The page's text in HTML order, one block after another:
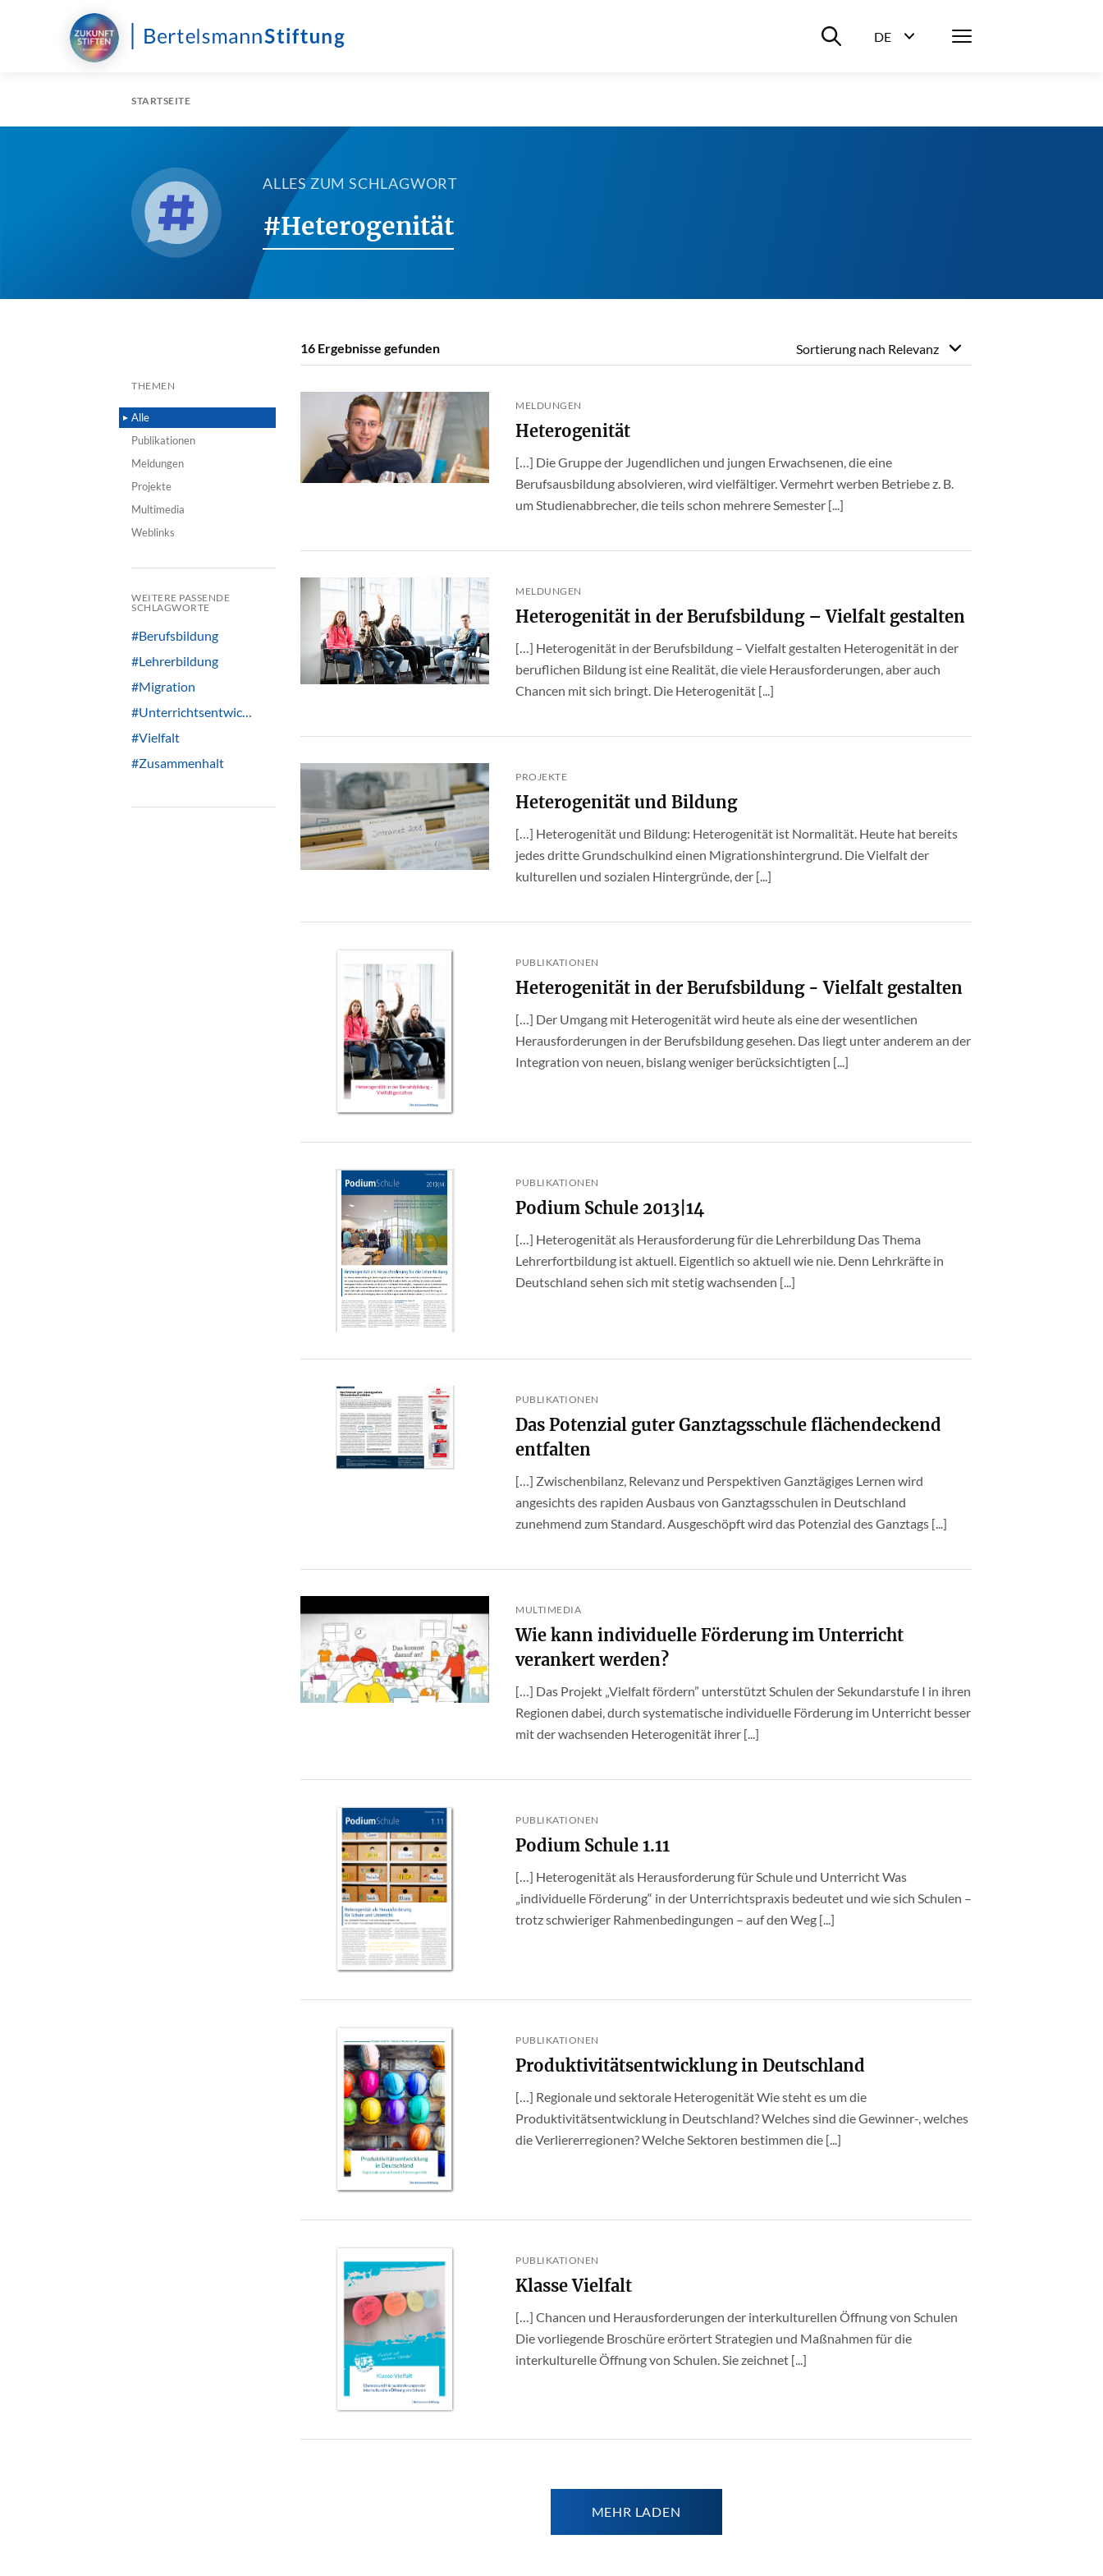
Suche ein-/ausblenden
DE
Menü
STARTSEITE
ALLES ZUM SCHLAGWORT
#Heterogenität
THEMEN
Alle
Publikationen
Meldungen
Projekte
Multimedia
Weblinks
WEITERE PASSENDE
SCHLAGWORTE
#Berufsbildung
#Lehrerbildung
#Migration
#Unterrichtsentwic…
#Vielfalt
#Zusammenhalt
16 Ergebnisse gefunden Sortierung nach Relevanz
MELDUNGEN
Heterogenität
[…] Die Gruppe der Jugendlichen und jungen Erwachsenen, die eine
Berufsausbildung absolvieren, wird vielfältiger. Vermehrt werben Betriebe z. B.
um Studienabbrecher, die teils schon mehrere Semester [...]
MELDUNGEN
Heterogenität in der Berufsbildung – Vielfalt gestalten
[…] Heterogenität in der Berufsbildung – Vielfalt gestalten Heterogenität in der
beruflichen Bildung ist eine Realität, die viele Herausforderungen, aber auch
Chancen mit sich bringt. Die Heterogenität [...]
PROJEKTE
Heterogenität und Bildung
[…] Heterogenität und Bildung: Heterogenität ist Normalität. Heute hat bereits
jedes dritte Grundschulkind einen Migrationshintergrund. Die Vielfalt der
kulturellen und sozialen Hintergründe, der [...]
PUBLIKATIONEN
Heterogenität in der Berufsbildung - Vielfalt gestalten
[…] Der Umgang mit Heterogenität wird heute als eine der wesentlichen
Herausforderungen in der Berufsbildung gesehen. Das liegt unter anderem an der
Integration von neuen, bislang weniger berücksichtigten [...]
PUBLIKATIONEN
Podium Schule 2013|14
[…] Heterogenität als Herausforderung für die Lehrerbildung Das Thema
Lehrerfortbildung ist aktuell. Eigentlich so aktuell wie nie. Denn Lehrkräfte in
Deutschland sehen sich mit stetig wachsenden [...]
PUBLIKATIONEN
Das Potenzial guter Ganztagsschule flächendeckend
entfalten
[…] Zwischenbilanz, Relevanz und Perspektiven Ganztägiges Lernen wird
angesichts des rapiden Ausbaus von Ganztagsschulen in Deutschland
zunehmend zum Standard. Ausgeschöpft wird das Potenzial des Ganztags [...]
MULTIMEDIA
Wie kann individuelle Förderung im Unterricht
verankert werden?
[…] Das Projekt „Vielfalt fördern” unterstützt Schulen der Sekundarstufe I in ihren
Regionen dabei, durch systematische individuelle Förderung im Unterricht besser
mit der wachsenden Heterogenität ihrer [...]
PUBLIKATIONEN
Podium Schule 1.11
[…] Heterogenität als Herausforderung für Schule und Unterricht Was
„individuelle Förderung“ in der Unterrichtspraxis bedeutet und wie sich Schulen –
trotz schwieriger Rahmenbedingungen – auf den Weg [...]
PUBLIKATIONEN
Produktivitätsentwicklung in Deutschland
[…] Regionale und sektorale Heterogenität Wie steht es um die
Produktivitätsentwicklung in Deutschland? Welches sind die Gewinner-, welches
die Verliererregionen? Welche Sektoren bestimmen die [...]
PUBLIKATIONEN
Klasse Vielfalt
[…] Chancen und Herausforderungen der interkulturellen Öffnung von Schulen
Die vorliegende Broschüre erörtert Strategien und Maßnahmen für die
interkulturelle Öffnung von Schulen. Sie zeichnet [...]
MEHR LADEN